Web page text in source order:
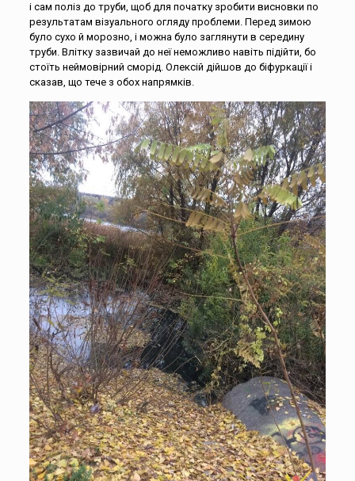
і сам поліз до труби, щоб для початку зробити висновки по
результатам візуального огляду проблеми. Перед зимою
було сухо й морозно, і можна було заглянути в середину
труби. Влітку зазвичай до неї неможливо навіть підійти, бо
стоїть неймовірний сморід. Олексій дійшов до біфуркації і
сказав, що тече з обох напрямків.